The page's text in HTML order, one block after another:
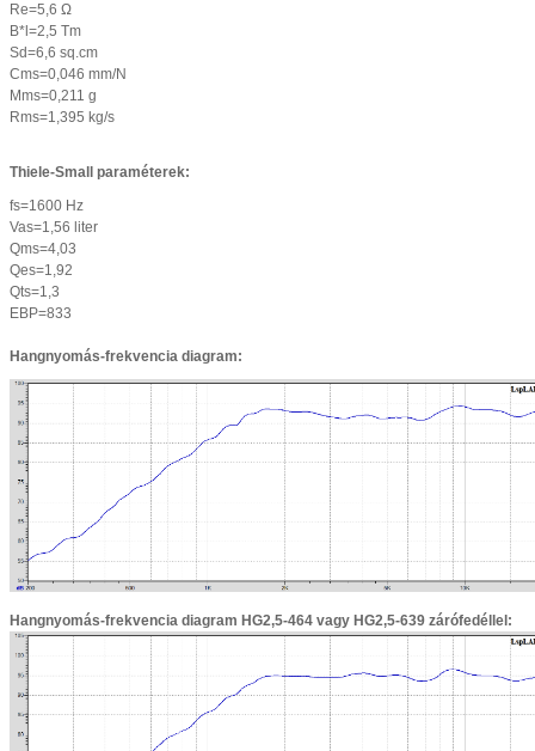
Re=5,6 Ω
B*l=2,5 Tm
Sd=6,6 sq.cm
Cms=0,046 mm/N
Mms=0,211 g
Rms=1,395 kg/s
Thiele-Small paraméterek:
fs=1600 Hz
Vas=1,56 liter
Qms=4,03
Qes=1,92
Qts=1,3
EBP=833
Hangnyomás-frekvencia diagram:
Hangnyomás-frekvencia diagram HG2,5-464 vagy HG2,5-639 zárófedéllel: